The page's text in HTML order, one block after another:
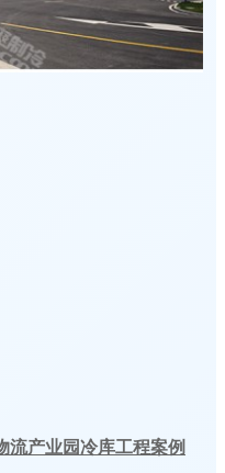
流产业园冷库工程案例